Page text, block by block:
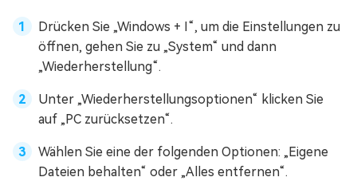
Drücken Sie „Windows + I“, um die Einstellungen zu
öffnen, gehen Sie zu „System“ und dann
„Wiederherstellung“.
Unter „Wiederherstellungsoptionen“ klicken Sie
auf „PC zurücksetzen“.
Wählen Sie eine der folgenden Optionen: „Eigene
Dateien behalten“ oder „Alles entfernen“.